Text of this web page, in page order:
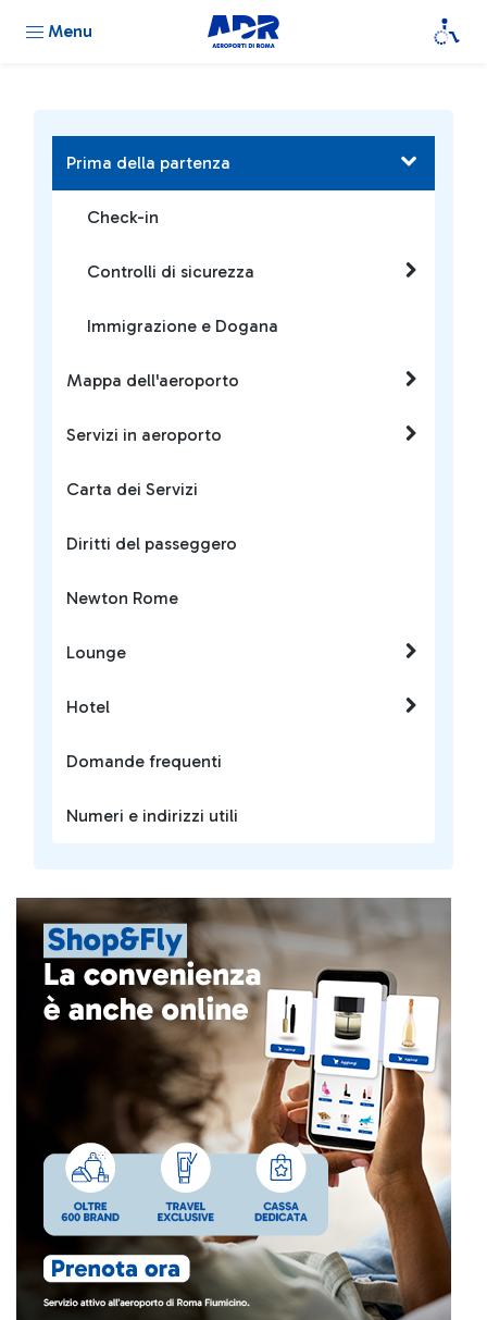
Menu
Prima della partenza
Check-in
Controlli di sicurezza
Immigrazione e Dogana
Mappa dell'aeroporto
Servizi in aeroporto
Carta dei Servizi
Diritti del passeggero
Newton Rome
Lounge
Hotel
Domande frequenti
Numeri e indirizzi utili